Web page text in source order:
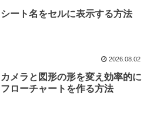
シート名をセルに表示する方法
2026.08.02
カメラと図形の形を変え効率的に
フローチャートを作る方法